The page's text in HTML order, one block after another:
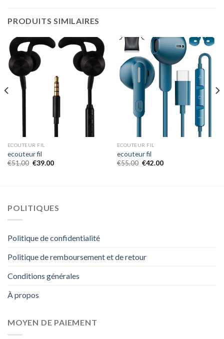
PRODUITS SIMILAIRES
ECOUTEUR FIL
ecouteur fil
€51.00 €39.00
ECOUTEUR FIL
ecouteur fil
€55.00 €42.00
POLITIQUES
Politique de confidentialité
Politique de remboursement et de retour
Conditions générales
À propos
MOYEN DE PAIEMENT